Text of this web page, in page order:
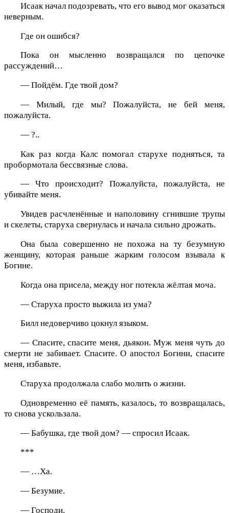
Исаак начал подозревать, что его вывод мог оказаться
неверным.
Где он ошибся?
Пока он мысленно возвращался по цепочке
рассуждений…
— Пойдём. Где твой дом?
— Милый, где мы? Пожалуйста, не бей меня,
пожалуйста.
— ?..
Как раз когда Калс помогал старухе подняться, та
пробормотала бессвязные слова.
— Что происходит? Пожалуйста, пожалуйста, не
убивайте меня.
Увидев расчленённые и наполовину сгнившие трупы
и скелеты, старуха свернулась и начала сильно дрожать.
Она была совершенно не похожа на ту безумную
женщину, которая раньше жарким голосом взывала к
Богине.
Когда она присела, между ног потекла жёлтая моча.
— Старуха просто выжила из ума?
Билл недоверчиво цокнул языком.
— Спасите, спасите меня, дьякон. Муж меня чуть до
смерти не забивает. Спасите. О апостол Богини, спасите
меня, избавьте.
Старуха продолжала слабо молить о жизни.
Одновременно её память, казалось, то возвращалась,
то снова ускользала.
— Бабушка, где твой дом? — спросил Исаак.
***
— …Ха.
— Безумие.
— Господи.